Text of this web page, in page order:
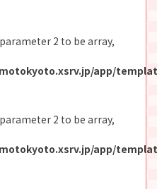
2 to be array,
app/
2 to be array,
app/